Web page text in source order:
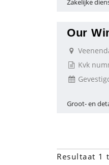
Zakelijke
Our
Kvk
Groot- en
Resultaat 1